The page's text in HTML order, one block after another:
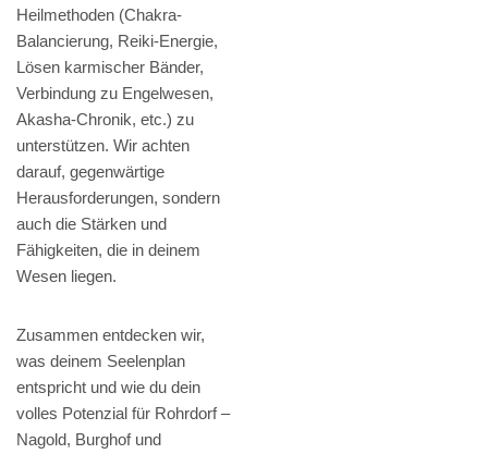
Heilmethoden (Chakra-
Balancierung, Reiki-Energie,
Lösen karmischer Bänder,
Verbindung zu Engelwesen,
Akasha-Chronik, etc.) zu
unterstützen. Wir achten
darauf, gegenwärtige
Herausforderungen, sondern
auch die Stärken und
Fähigkeiten, die in deinem
Wesen liegen.
Zusammen entdecken wir,
was deinem Seelenplan
entspricht und wie du dein
volles Potenzial für Rohrdorf –
Nagold, Burghof und